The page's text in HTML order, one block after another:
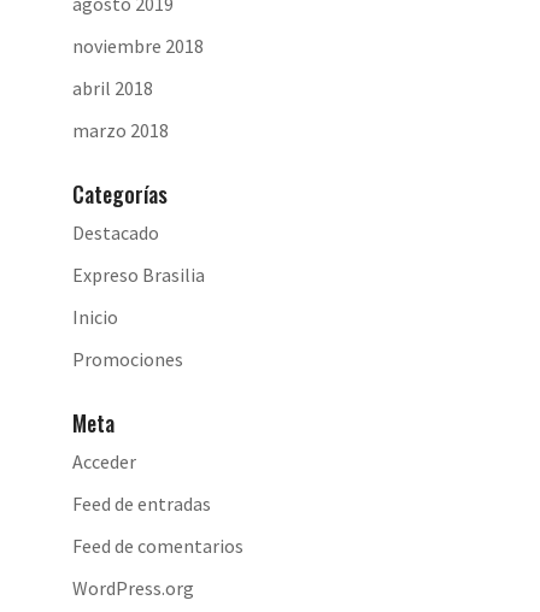
noviembre 2018
abril 2018
marzo 2018
Categorías
Destacado
Expreso Brasilia
Inicio
Promociones
Meta
Acceder
Feed de entradas
Feed de comentarios
WordPress.org